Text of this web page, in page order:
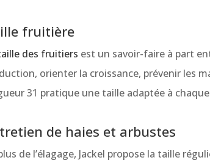
fruitière
des fruitiers est un savoir-faire à part
orienter la croissance, prévenir les
31 pratique une taille adaptée à
de haies et arbustes
de l’élagage, Jackel propose la taille